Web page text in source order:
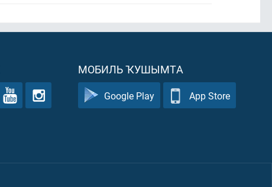
МОБИЛЬ ҠУШЫМТА
Google Play App Store